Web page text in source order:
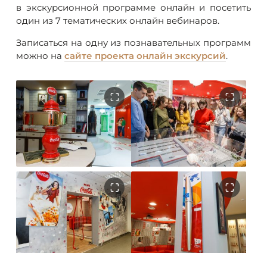
в экскурсионной программе онлайн и посетить
один из 7 тематических онлайн вебинаров.
Записаться на одну из познавательных программ
можно на сайте проекта онлайн экскурсий.